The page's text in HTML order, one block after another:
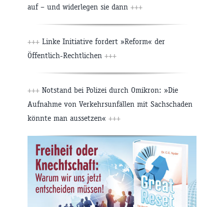
auf – und widerlegen sie dann +++
+++ Linke Initiative fordert »Reform« der
Öffentlich-Rechtlichen +++
+++ Notstand bei Polizei durch Omikron: »Die
Aufnahme von Verkehrsunfällen mit Sachschaden
könnte man aussetzen« +++